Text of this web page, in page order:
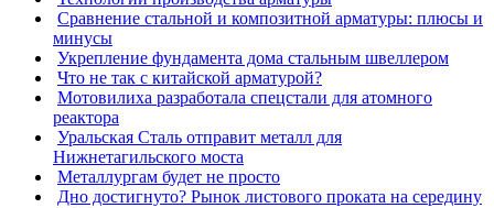
Сравнение стальной и композитной арматуры: плюсы и
минусы
Укрепление фундамента дома стальным швеллером
Что не так с китайской арматурой?
Мотовилиха разработала спецстали для атомного
реактора
Уральская Сталь отправит металл для
Нижнетагильского моста
Металлургам будет не просто
Дно достигнуто? Рынок листового проката на середину